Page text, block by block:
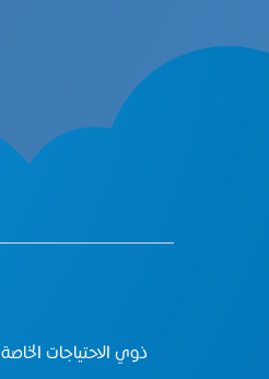
ذوي الاحتياجات الخاصة